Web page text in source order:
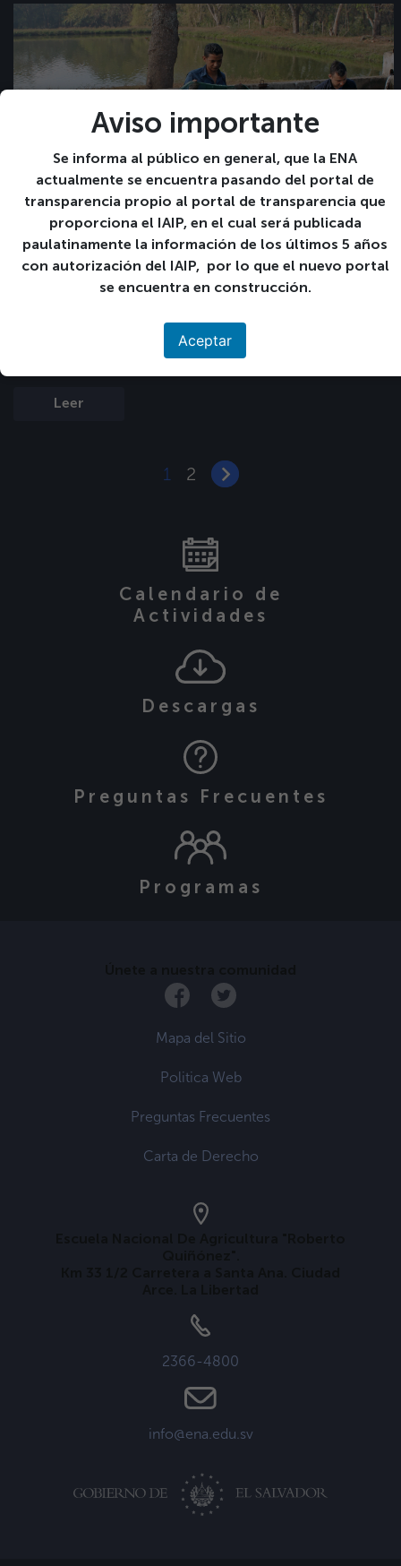
Aviso importante
Se informa al público en general, que la ENA
actualmente se encuentra pasando del portal de
transparencia propio al portal de transparencia que
proporciona el IAIP, en el cual será publicada
paulatinamente la información de los últimos 5 años
con autorización del IAIP, por lo que el nuevo portal
se encuentra en construcción.
Aceptar
Publicaciones 2018 – 2010
Última modificación: 23/04/2021
Caracterización de dos variedades de jícama
Salvador. Descargar: Caracterización de dos
variedades de jícama Influencia de los […]
Leer
1 2
Calendario de
Actividades
Descargas
Preguntas Frecuentes
Programas
Mapa del Sitio
Politica Web
Preguntas Frecuentes
Carta de Derecho
2366-4800
info@ena.edu.sv